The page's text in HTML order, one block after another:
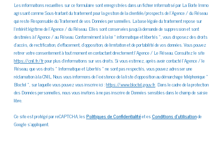
Les informations recueillies sur ce formulaire sont enregistrées dans un fichier informatisé par La Boite Immo
agissant comme Sous-traitant du traitement pour la gestion de la clientèle/prospects de l'Agence / du Réseau
qui reste Responsable du Traitement de vos Données personnelles. La base légale du traitement repose sur
l'intérêt légitime de l'Agence / du Réseau. Elles sont conservées jusqu'à demande de suppression et sont
destinées à l'Agence / au Réseau. Conformément à la loi « informatique et libertés », vous disposez des droits
d’accès, de rectification, d’effacement, d’opposition, de limitation et de portabilité de vos données. Vous pouvez
retirer votre consentement à tout moment en contactant directement l’Agence / Le Réseau. Consultez le site
https://cnil.fr/frpour plus d’informations sur vos droits. Si vous estimez, après avoir contacté l'Agence / le
Réseau, que vos droits « Informatique et Libertés » ne sont pas respectés, vous pouvez adresser une
réclamation à la CNIL. Nous vous informons de l’existence de la liste d'opposition au démarchage téléphonique «
Bloctel », sur laquelle vous pouvez vous inscrire ici :https://www.bloctel.gouv.fr. Dans le cadre de la protection
des Données personnelles, nous vous invitons à ne pas inscrire de Données sensibles dans le champ de saisie
libre.
Ce site est protégé par reCAPTCHA, lesPolitiques de Confidentialitéet esConditions d'utilisationde
Google s'appliquent.